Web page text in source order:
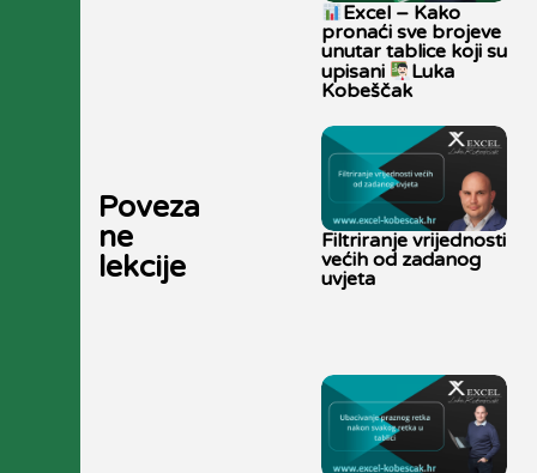
Poveza
ne
lekcije
Excel – Kako
pronaći sve brojeve
unutar tablice koji su
upisani
Luka
Kobeščak
Filtriranje vrijednosti
većih od zadanog
uvjeta